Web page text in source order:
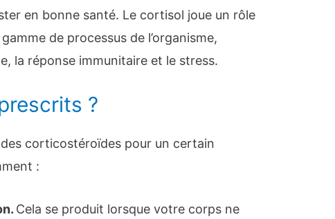
en bonne santé. Le cortisol joue un rôle
de processus de l’organisme,
la réponse immunitaire et le stress.
?
corticostéroïdes pour un certain
:
. Cela se produit lorsque votre corps ne